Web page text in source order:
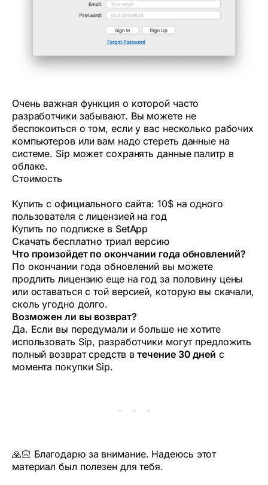
Очень важная функция о которой часто
разработчики забывают. Вы можете не
беспокоиться о том, если у вас несколько рабочих
компьютеров или вам надо стереть данные на
системе. Sip может сохранять данные палитр в
облаке.
Стоимость
Купить софициального сайта: 10$ на одного
пользователя с лицензией на год
Купить по подписке в SetApp
Скачать бесплатно триал версию
Что произойдет по окончании года обновлений?
По окончании года обновлений вы можете
продлить лицензию еще на год за половину цены
или оставаться с той версией, которую вы скачали,
сколь угодно долго.
Возможен ли вы возврат?
Да. Если вы передумали и больше не хотите
использовать Sip, разработчики могут предложить
полный возврат средств втечение 30 дней с
момента покупки Sip.
🙏🏻 Благодарю за внимание. Надеюсь этот
материал был полезен для тебя.